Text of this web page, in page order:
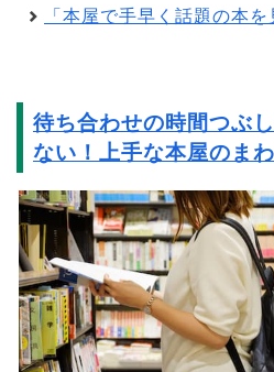
「本屋で手早く話題の本
待ち合わせの時間つぶ
ない！上手な本屋のま